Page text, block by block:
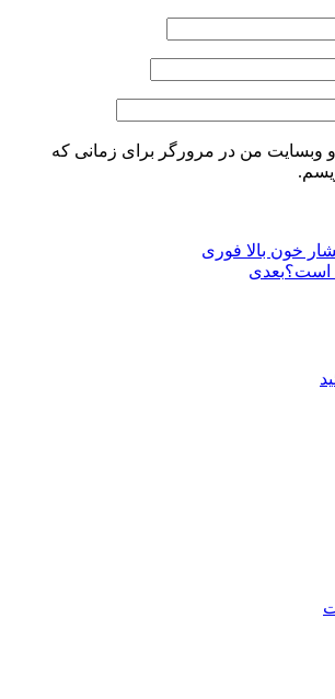
و وبسایت من در مرورگر برای زمانی که
خون بالا فوری
است؟بعدی